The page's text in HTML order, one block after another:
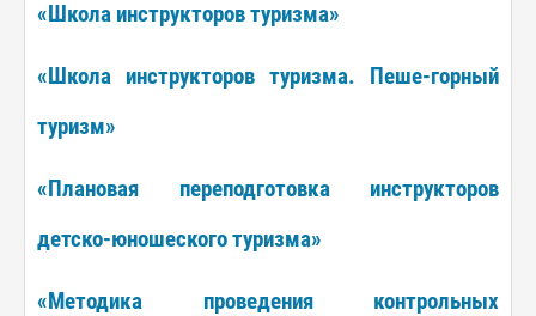
«Школа инструкторов туризма»
«Школа инструкторов туризма. Пеше-горный
туризм»
«Плановая переподготовка инструкторов
детско-юношеского туризма»
«Методика проведения контрольных